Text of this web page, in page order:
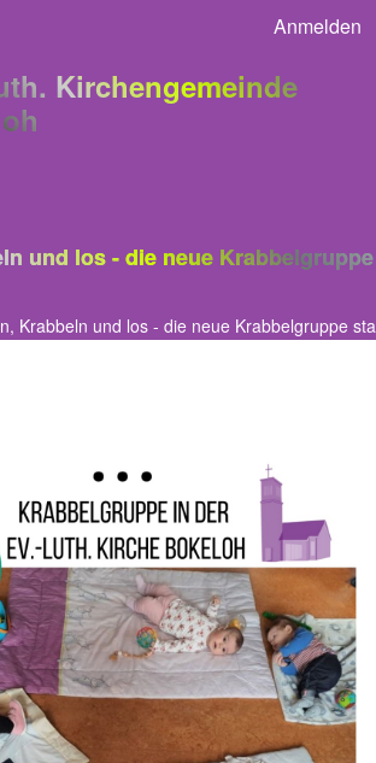
User
Anmelden
Kirchengemeinde
und los - die neue Krabbelgruppe
Krabbeln und los - die neue Krabbelgruppe